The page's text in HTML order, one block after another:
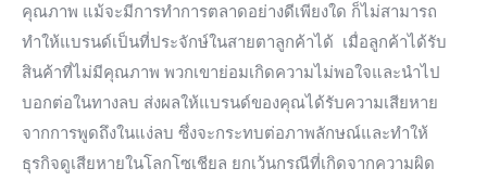
คุณภาพ แม้จะมีการทำการตลาดอย่างดีเพียงใด ก็ไม่สามารถ
ทำให้แบรนด์เป็นที่ประจักษ์ในสายตาลูกค้าได้ เมื่อลูกค้าได้รับ
สินค้าที่ไม่มีคุณภาพ พวกเขาย่อมเกิดความไม่พอใจและนำไป
บอกต่อในทางลบ ส่งผลให้แบรนด์ของคุณได้รับความเสียหาย
จากการพูดถึงในแง่ลบ ซึ่งจะกระทบต่อภาพลักษณ์และทำให้
ธุรกิจดูเสียหายในโลกโซเชียล ยกเว้นกรณีที่เกิดจากความผิด